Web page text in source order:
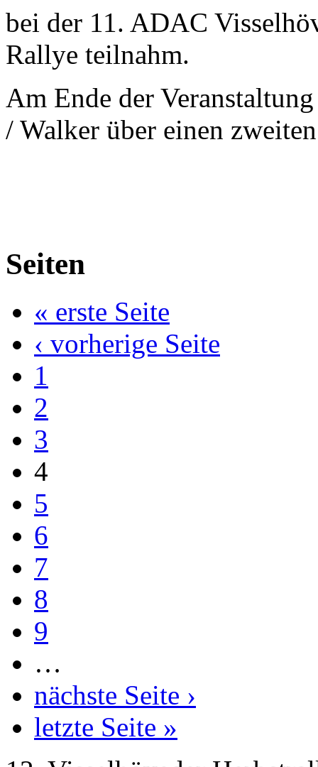
bei der 11. ADAC
Rallye teilnahm.
Am Ende der
/ Walker über einen
Seiten
« erste Seite
‹ vorherige Seite
1
2
3
4
5
6
7
8
9
…
nächste Seite ›
letzte Seite »